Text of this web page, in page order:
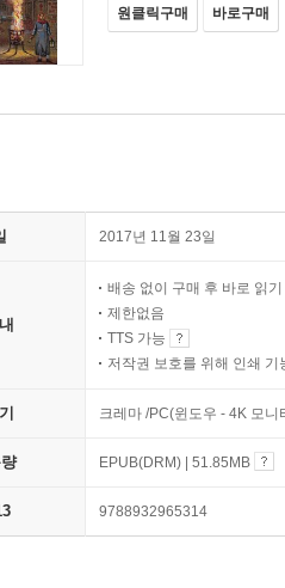
원클릭구매 바로구매
2017년 11월 23일
배송 없이 구매 후 바로 읽기
제한없음
TTS 가능
저작권 보호를 위해 인쇄 기
크레마 /PC(윈도우 - 4K 모
EPUB(DRM) | 51.85MB
9788932965314